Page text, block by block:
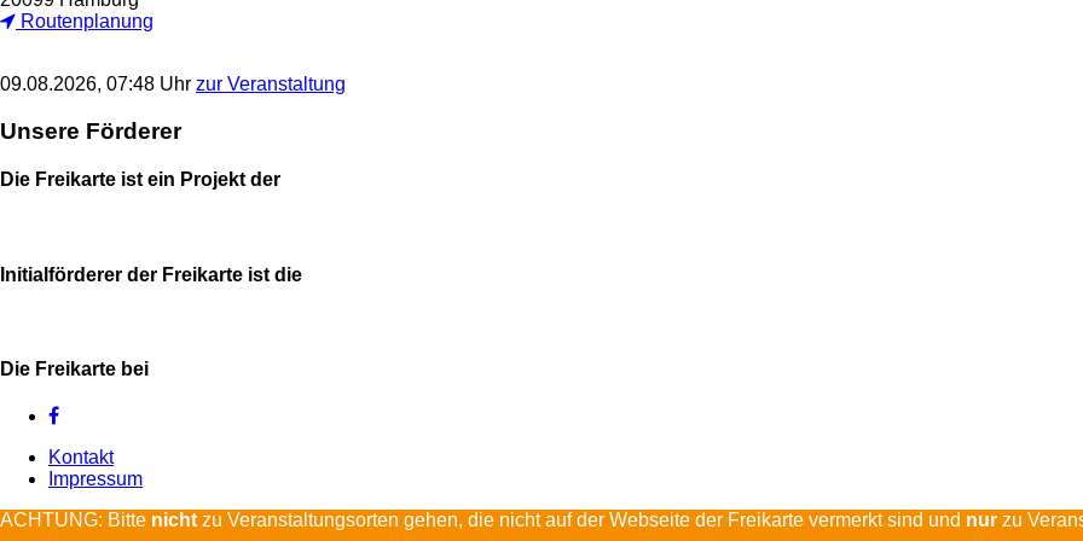
Routenplanung
09.08.2026, 07:48 Uhr zur Veranstaltung
Unsere Förderer
Die Freikarte ist ein Projekt der
Initialförderer der Freikarte ist die
Die Freikarte bei
Kontakt
Impressum
ACHTUNG: Bitte nicht zu Veranstaltungsorten gehen, die nicht auf der Webseite der Freikarte vermerkt sind und nur zu